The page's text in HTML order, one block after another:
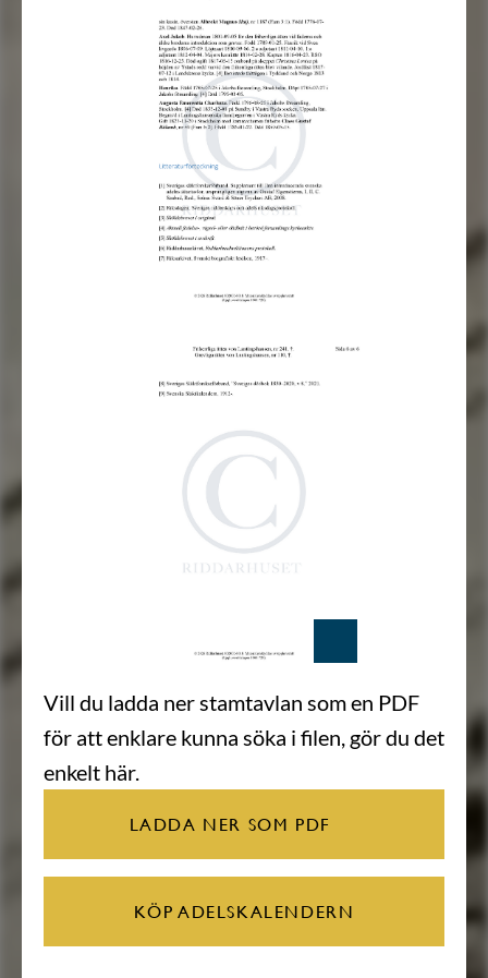
Vill du ladda ner stamtavlan som en PDF
för att enklare kunna söka i filen, gör du det
enkelt här.
LADDA NER SOM PDF
KÖP ADELSKALENDERN